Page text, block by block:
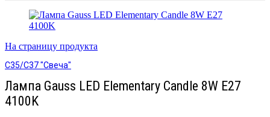
На страницу продукта
C35/C37 "Свеча"
Лампа Gauss LED Elementary Candle 8W E27
4100K